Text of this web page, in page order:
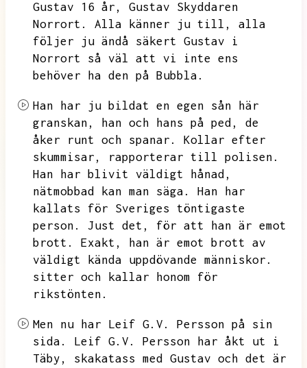
Gustav 16 år,
Gustav Skyddaren
Norrort.
Alla känner ju till,
alla
följer ju ändå säkert Gustav i
Norrort så väl att vi inte ens
behöver ha den på Bubbla.
Han har ju bildat en egen sån här
granskan,
han och hans på ped,
de
åker runt och spanar.
Kollar efter
skummisar,
rapporterar till polisen.
Han har blivit väldigt hånad,
nätmobbad kan man säga.
Han har
kallats för Sveriges töntigaste
person.
Just det,
för att han är emot
brott.
Exakt,
han är emot brott av
väldigt kända uppdövande människor.
sitter och kallar honom för
rikstönten.
Men nu har Leif G.V.
Persson på sin
sida.
Leif G.V.
Persson har åkt ut i
Täby,
skakatass med Gustav och det är